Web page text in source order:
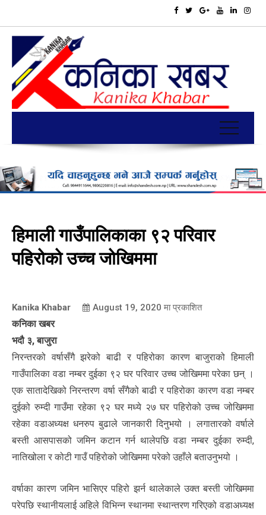
हिमाली गाउँपालिकाका ९२ परिवार
पहिरोको उच्च जोखिममा
Kanika Khabar August 19, 2020 मा प्रकाशित
कनिका खबर
भदौ ३, बाजुरा
निरन्तरको वर्षासँगै झरेको बाढी र पहिरोका कारण बाजुराको हिमाली
गाउँपालिका वडा नम्बर दुईका ९२ घर परिवार उच्च जोखिममा परेका छन् ।
एक सातादेखिको निरन्तरण वर्षा सँगैको बाढी र पहिरोका कारण वडा नम्बर
दुईको रुम्दी गाउँमा रहेका ९२ घर मध्ये २७ घर पहिरोको उच्च जोखिममा
रहेका वडाअध्यक्ष धनरुप बुढाले जानकारी दिनुभयो । लगातारको वर्षाले
बस्ती आसपासको जमिन कटान गर्न थालेपछि वडा नम्बर दुईका रुम्दी,
नातिखोला र कोटी गाउँ पहिरोको जोखिममा परेको उहाँले बताउनुभयो ।
वर्षाका कारण जमिन भासिएर पहिरो झर्न थालेकाले उक्त बस्ती जोखिममा
परेपछि स्थानीयलाई अहिले विभिन्न स्थानमा स्थान्तरण गरिएको वडाअध्यक्ष